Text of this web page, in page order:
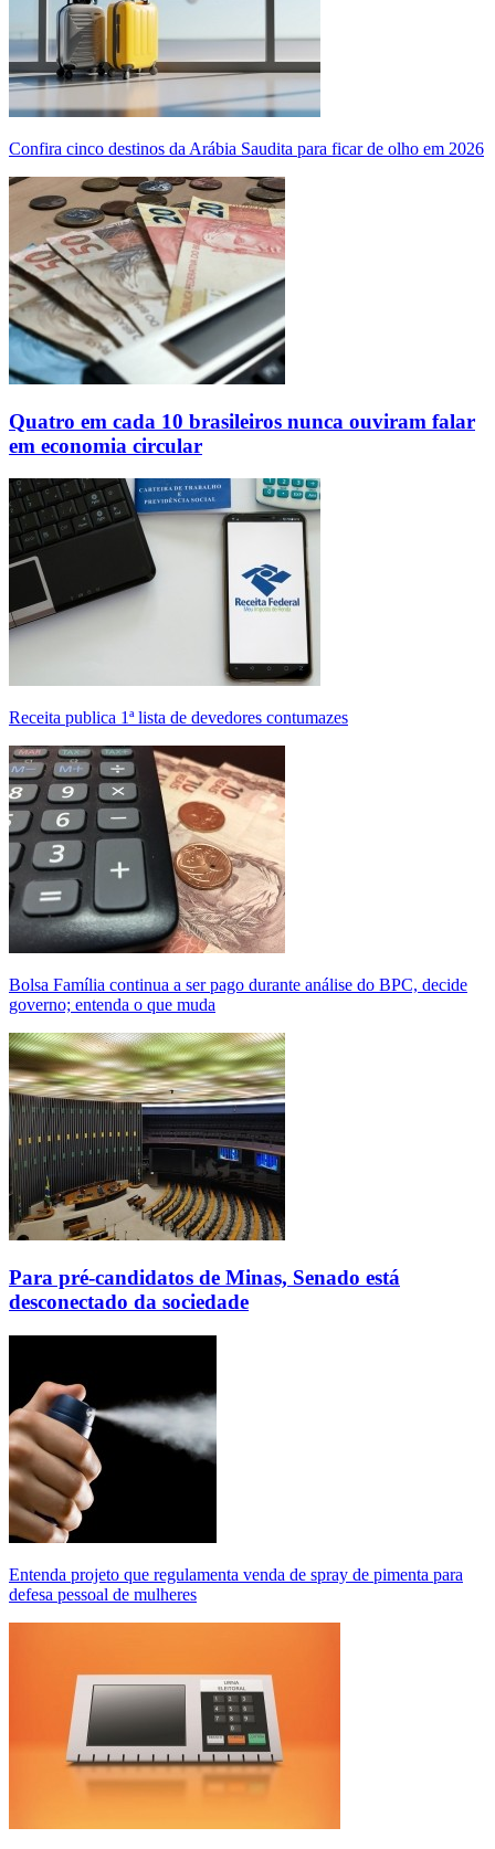
Confira cinco destinos da Arábia Saudita para ficar de olho em 2026
Quatro em cada 10 brasileiros nunca ouviram falar
em economia circular
Receita publica 1ª lista de devedores contumazes
Bolsa Família continua a ser pago durante análise do BPC, decide
governo; entenda o que muda
Para pré-candidatos de Minas, Senado está
desconectado da sociedade
Entenda projeto que regulamenta venda de spray de pimenta para
defesa pessoal de mulheres